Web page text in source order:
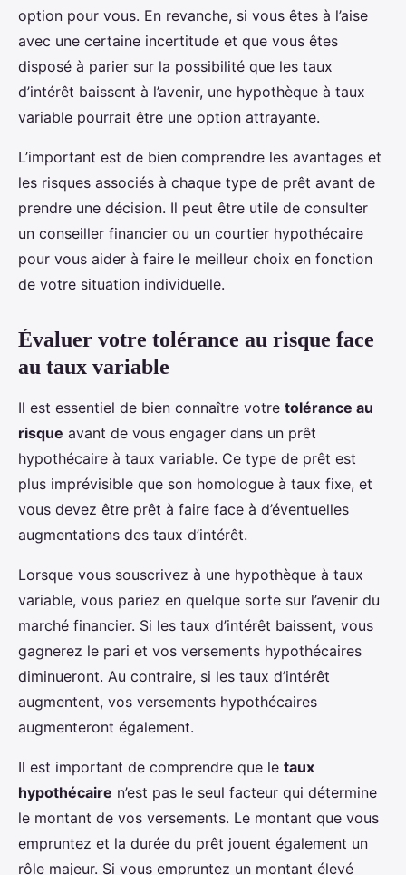
option pour vous. En revanche, si vous êtes à l’aise
avec une certaine incertitude et que vous êtes
disposé à parier sur la possibilité que les taux
d’intérêt baissent à l’avenir, une hypothèque à taux
variable pourrait être une option attrayante.
L’important est de bien comprendre les avantages et
les risques associés à chaque type de prêt avant de
prendre une décision. Il peut être utile de consulter
un conseiller financier ou un courtier hypothécaire
pour vous aider à faire le meilleur choix en fonction
de votre situation individuelle.
Évaluer votre tolérance au risque face
au taux variable
Il est essentiel de bien connaître votre tolérance au
risque avant de vous engager dans un prêt
hypothécaire à taux variable. Ce type de prêt est
plus imprévisible que son homologue à taux fixe, et
vous devez être prêt à faire face à d’éventuelles
augmentations des taux d’intérêt.
Lorsque vous souscrivez à une hypothèque à taux
variable, vous pariez en quelque sorte sur l’avenir du
marché financier. Si les taux d’intérêt baissent, vous
gagnerez le pari et vos versements hypothécaires
diminueront. Au contraire, si les taux d’intérêt
augmentent, vos versements hypothécaires
augmenteront également.
Il est important de comprendre que le taux
hypothécaire n’est pas le seul facteur qui détermine
le montant de vos versements. Le montant que vous
empruntez et la durée du prêt jouent également un
rôle majeur. Si vous empruntez un montant élevé